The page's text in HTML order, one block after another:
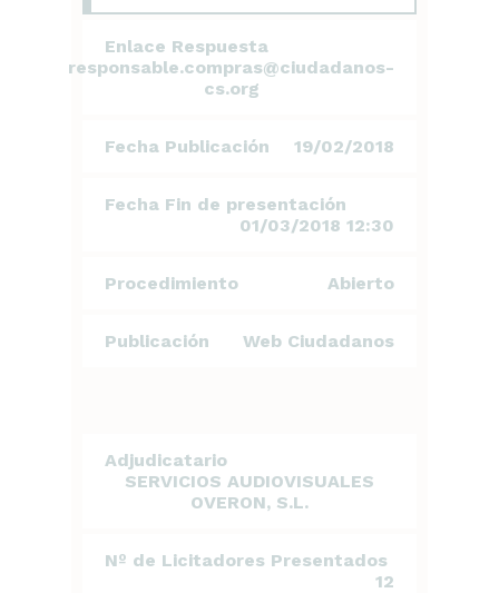
PLANTILLA CALENDARIO
ESTIMADO 023_2018
NO DISPONIBLE
NO DISPONIBLE
POLÍTICOS
NO DISPONIBLE
Enlace Respuesta
responsable.compras@ciudadanos-
cs.org
Fecha Publicación 19/02/2018
Fecha Fin de presentación
01/03/2018 12:30
Procedimiento Abierto
Publicación Web Ciudadanos
Adjudicatario
SERVICIOS AUDIOVISUALES
OVERON, S.L.
Nº de Licitadores Presentados
12